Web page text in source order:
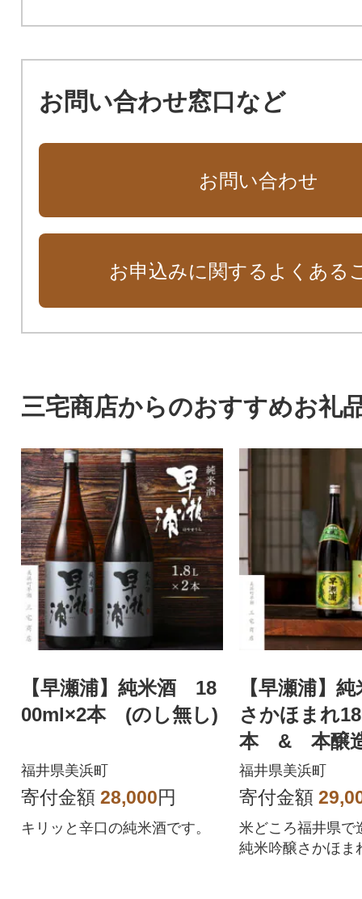
お問い合わせ窓口など
お問い合わせ
お申込みに関するよくある
三宅商店からのおすすめお礼
【早瀬浦】純米酒 18
00ml×2本 (のし無し)
福井県美浜町
寄付金額 28,000円
キリッと辛口の純米酒です。
【早瀬浦】
さかほまれ
本 & 本醸
×1本 セット
福井県美浜町
寄付金額
米どころ福井県で
純米吟醸さかほま